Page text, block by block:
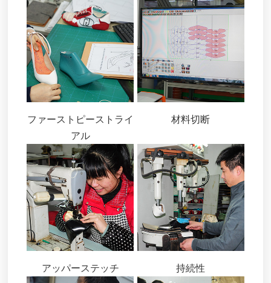
ファーストピーストライ
アル
材料切断
アッパーステッチ 持続性